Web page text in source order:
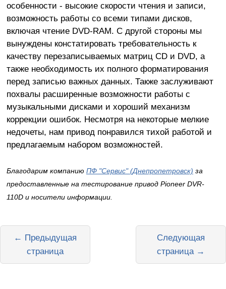
особенности - высокие скорости чтения и записи,
возможность работы со всеми типами дисков,
включая чтение DVD-RAM. С другой стороны мы
вынуждены констатировать требовательность к
качеству перезаписываемых матриц CD и DVD, а
также необходимость их полного форматирования
перед записью важных данных. Также заслуживают
похвалы расширенные возможности работы с
музыкальными дисками и хороший механизм
коррекции ошибок. Несмотря на некоторые мелкие
недочеты, нам привод понравился тихой работой и
предлагаемым набором возможностей.
Благодарим компанию ПФ "Сервис" (Днепропетровск) за
предоставленные на тестирование привод Pioneer DVR-
110D и носители информации.
Следующая
страница →
← Предыдущая
страница